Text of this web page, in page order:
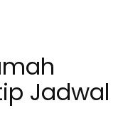
Jadwal